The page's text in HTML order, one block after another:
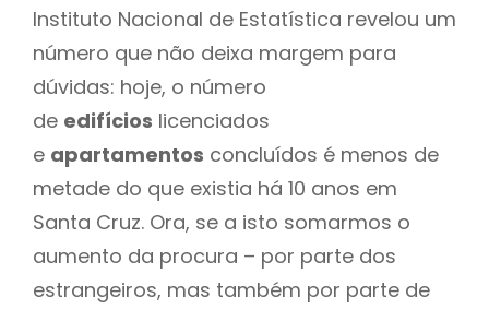
Instituto Nacional de Estatística revelou um
número que não deixa margem para
dúvidas: hoje, o número
de edifícios licenciados
e apartamentos concluídos é menos de
metade do que existia há 10 anos em
Santa Cruz. Ora, se a isto somarmos o
aumento da procura – por parte dos
estrangeiros, mas também por parte de